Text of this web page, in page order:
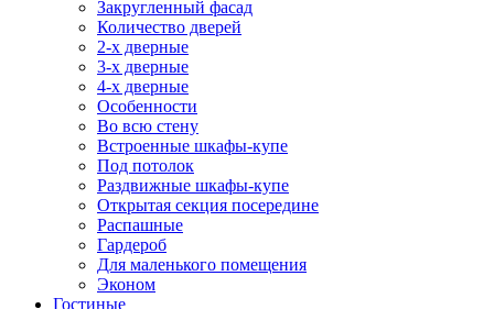
Закругленный фасад
Количество дверей
2-х дверные
3-х дверные
4-х дверные
Особенности
Во всю стену
Встроенные шкафы-купе
Под потолок
Раздвижные шкафы-купе
Открытая секция посередине
Распашные
Гардероб
Для маленького помещения
Эконом
Гостиные